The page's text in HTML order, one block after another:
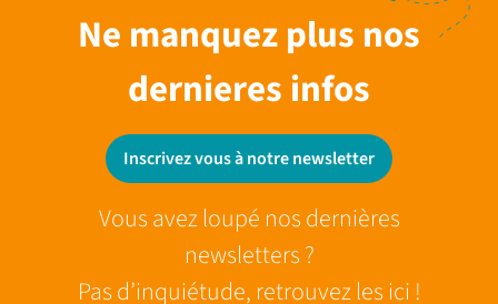
Ne manquez plus nos
dernieres infos
Inscrivez vous à notre newsletter
Vous avez loupé nos dernières
newsletters ?
Pas d’inquiétude, retrouvez les ici !